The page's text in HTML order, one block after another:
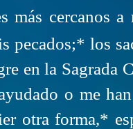
más cercanos
pecados;* los
en la Sagrada
o me
otra forma,*